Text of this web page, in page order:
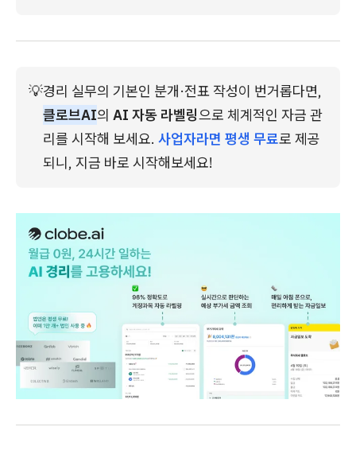
💡
클로브AI의 AI 자동 라벨링으로 체계적인 자금 관
리를 시작해 보세요. 사업자라면 평생 무료로 제공
되니, 지금 바로 시작해보세요!